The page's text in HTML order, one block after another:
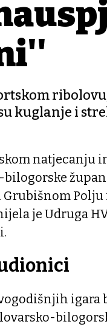
kuglanje i
natjecanju
Grubišnom
je Udruga
igara